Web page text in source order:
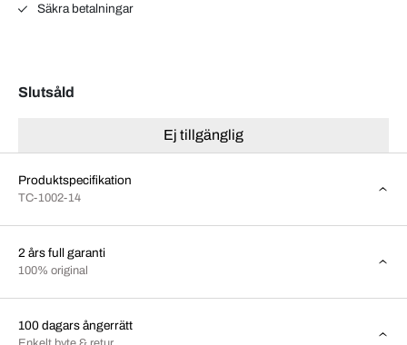
Säkra betalningar
Slutsåld
Ej tillgänglig
Produktspecifikation
TC-1002-14
2 års full garanti
100% original
100 dagars ångerrätt